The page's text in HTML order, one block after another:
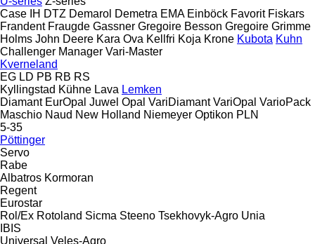
Case IH DTZ Demarol Demetra EMA Einböck Favorit Fiskars
Frandent Fraugde Gassner Gregoire Besson Gregoire Grimme
Holms John Deere Kara Ova Kellfri Koja Krone Kubota Kuhn
Challenger Manager Vari-Master
Kverneland
EG LD PB RB RS
Kyllingstad Kühne Lava Lemken
Diamant EurOpal Juwel Opal VariDiamant VariOpal VarioPack
Maschio Naud New Holland Niemeyer Optikon PLN
5-35
Pöttinger
Servo
Rabe
Albatros Kormoran
Regent
Eurostar
Rol/Ex Rotoland Sicma Steeno Tsekhovyk-Agro Unia
IBIS
Universal Veles-Agro